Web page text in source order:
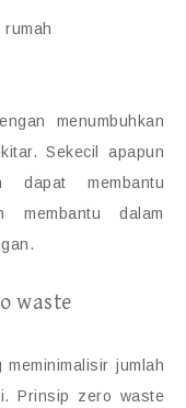
menumbuhkan
Sekecil apapun
dapat membantu
membantu dalam
waste
jumlah
Prinsip zero waste